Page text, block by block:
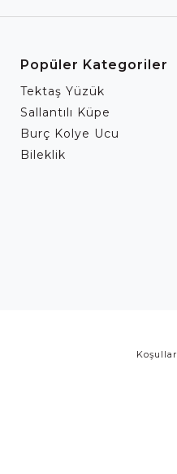
Popüler Kategoriler
Tektaş Yüzük
Sallantılı Küpe
Burç Kolye Ucu
Bileklik
Koşullar